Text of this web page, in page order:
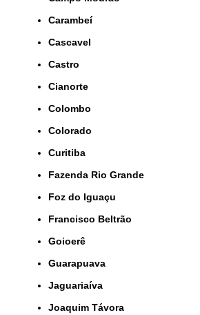
Carambeí
Cascavel
Castro
Cianorte
Colombo
Colorado
Curitiba
Fazenda Rio Grande
Foz do Iguaçu
Francisco Beltrão
Goioerê
Guarapuava
Jaguariaíva
Joaquim Távora